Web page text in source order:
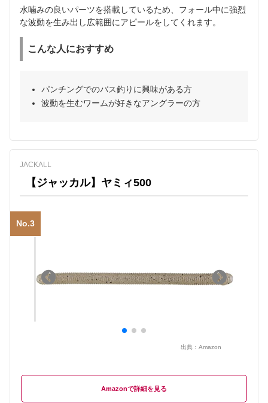
水噛みの良いパーツを搭載しているため、フォール中に強烈
な波動を生み出し広範囲にアピールをしてくれます。
こんな人におすすめ
パンチングでのバス釣りに興味がある方
波動を生むワームが好きなアングラーの方
JACKALL
【ジャッカル】ヤミィ500
No.3
出典： Amazon
Amazon